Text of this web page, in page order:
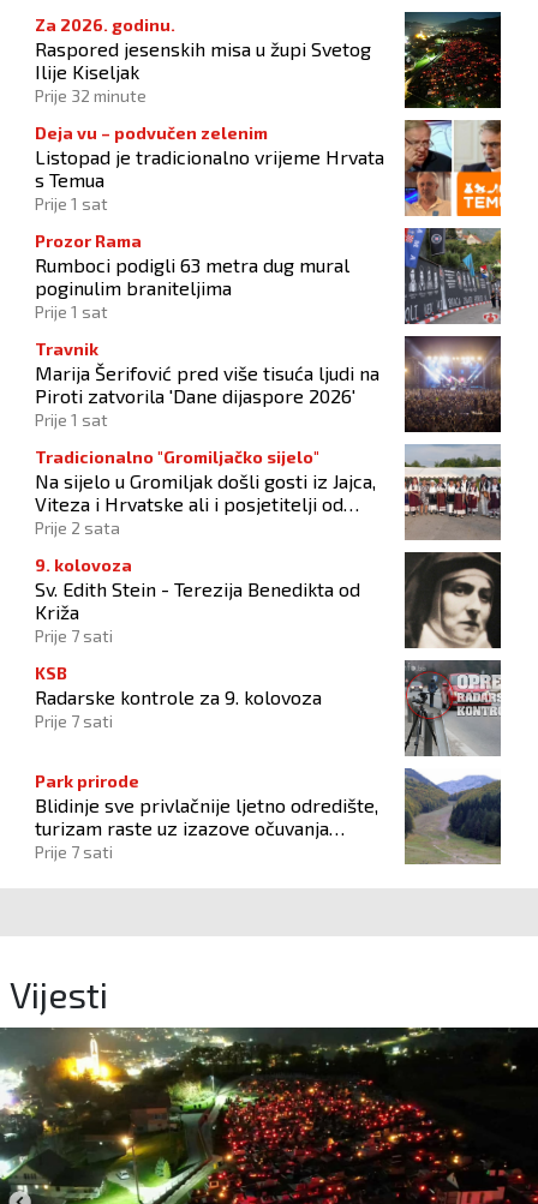
Za 2026. godinu.
Raspored jesenskih misa u župi Svetog
Ilije Kiseljak
Prije 32 minute
Deja vu – podvučen zelenim
Listopad je tradicionalno vrijeme Hrvata
s Temua
Prije 1 sat
Prozor Rama
Rumboci podigli 63 metra dug mural
poginulim braniteljima
Prije 1 sat
Travnik
Marija Šerifović pred više tisuća ljudi na
Piroti zatvorila 'Dane dijaspore 2026'
Prije 1 sat
Tradicionalno "Gromiljačko sijelo"
Na sijelo u Gromiljak došli gosti iz Jajca,
Viteza i Hrvatske ali i posjetitelji od
Austrije do Australije
Prije 2 sata
9. kolovoza
Sv. Edith Stein - Terezija Benedikta od
Križa
Prije 7 sati
KSB
Radarske kontrole za 9. kolovoza
Prije 7 sati
Park prirode
Blidinje sve privlačnije ljetno odredište,
turizam raste uz izazove očuvanja
prirode
Prije 7 sati
Vijesti